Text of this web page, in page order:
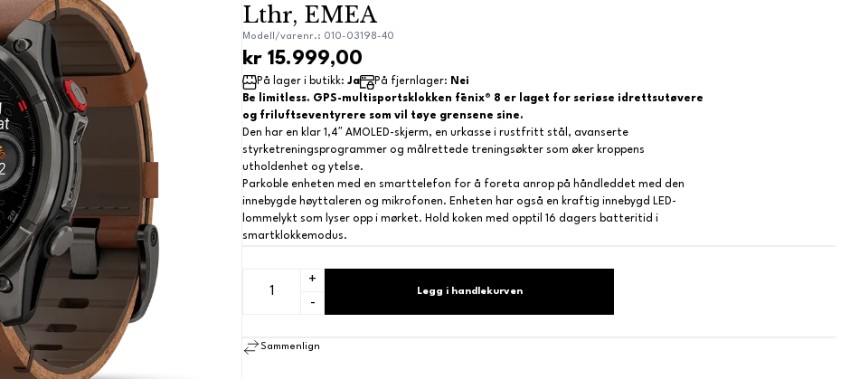
Damemodeller
Limiterte modeller Nyheter
Se alle Seiko
Lthr, EMEA
Modell/varenr.: 010-03198-40
kr 15.999,00
På lager i butikk: Ja På fjernlager: Nei
Be limitless. GPS-multisportsklokken fēnix® 8 er laget for seriøse idrettsutøvere
og friluftseventyrere som vil tøye grensene sine.
Den har en klar 1,4″ AMOLED-skjerm, en urkasse i rustfritt stål, avanserte
styrketreningsprogrammer og målrettede treningsøkter som øker kroppens
utholdenhet og ytelse.
Parkoble enheten med en smarttelefon for å foreta anrop på håndleddet med den
innebygde høyttaleren og mikrofonen. Enheten har også en kraftig innebygd LED-
lommelykt som lyser opp i mørket. Hold koken med opptil 16 dagers batteritid i
smartklokkemodus.
+
-
Legg i handlekurven
Sammenlign